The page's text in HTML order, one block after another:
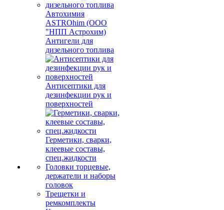
Автохимия
ASTROhim (ООО
"НПП Астрохим)
Антигели для
дизельного топлива
Антисептики для
дезинфекции рук и
поверхностей
Герметики, сварки,
клеевые составы,
спец.жидкости
Головки торцевые,
держатели и наборы
головок
Трещетки и
ремкомплекты